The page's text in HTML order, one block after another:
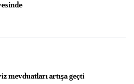
mevduatları artışa geçti